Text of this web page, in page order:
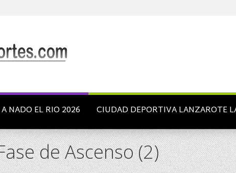
NADO EL RIO 2026 CIUDAD DEPORTIVA LANZAROTE
de Ascenso (2)